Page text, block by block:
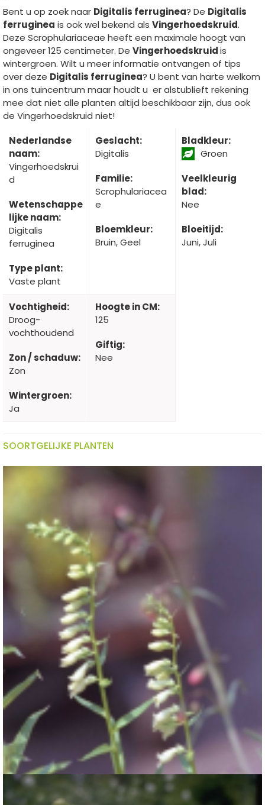
Bent u op zoek naar Digitalis ferruginea? De Digitalis
ferruginea is ook wel bekend als Vingerhoedskruid.
Deze Scrophulariaceae heeft een maximale hoogt van
ongeveer 125 centimeter. De Vingerhoedskruidis
wintergroen. Wilt u meer informatie ontvangen of tips
over deze Digitalis ferruginea? U bent van harte welkom
in ons tuincentrum maar houdt u er alstublieft rekening
mee dat niet alle planten altijd beschikbaar zijn, dus ook
de Vingerhoedskruid niet!
Nederlandse
naam:
Vingerhoedskrui
d
Wetenschappe
lijke naam:
Digitalis
ferruginea
Type plant:
Vaste plant
Geslacht:
Digitalis
Familie:
Scrophulariacea
e
Bloemkleur:
Bruin, Geel
Bladkleur:
Groen
Veelkleurig
blad:
Nee
Bloeitijd:
Juni, Juli
Vochtigheid:
Droog-
vochthoudend
Zon / schaduw:
Zon
Wintergroen:
Ja
Hoogte in CM:
125
Giftig:
Nee
SOORTGELIJKE PLANTEN
Geel vingerhoedskruid
Digitalis lutea